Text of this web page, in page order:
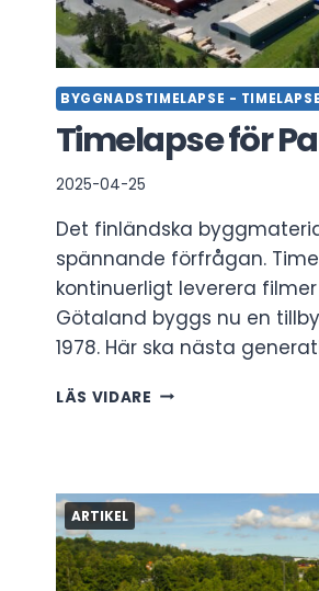
BYGGNADSTIMELAPSE -
Timelapse för
2025-04-25
Det finländska
spännande förfrågan.
kontinuerligt leverera
Götaland byggs nu en
1978. Här ska nästa
LÄS VIDARE TIMELAPSE